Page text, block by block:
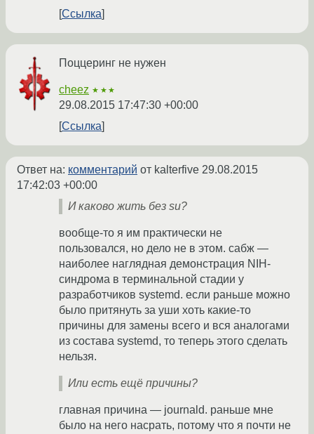
Ссылка
Поццеринг не нужен
cheez ★★★
29.08.2015 17:47:30 +00:00
Ссылка
Ответ на: комментарий от kalterfive 29.08.2015
17:42:03 +00:00
И каково жить без su?
вообще-то я им практически не
пользовался, но дело не в этом. сабж —
наиболее наглядная демонстрация NIH-
синдрома в терминальной стадии у
разработчиков systemd. если раньше можно
было притянуть за уши хоть какие-то
причины для замены всего и вся аналогами
из состава systemd, то теперь этого сделать
нельзя.
Или есть ещё причины?
главная причина — journald. раньше мне
было на него насрать, потому что я почти не